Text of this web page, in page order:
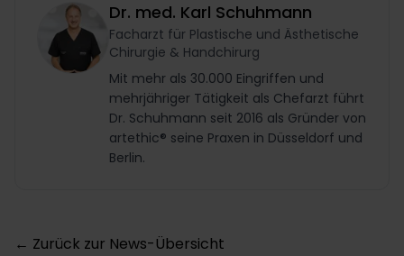
Dr. med. Karl Schuhmann
Facharzt für Plastische und Ästhetische
Chirurgie & Handchirurg
Mit mehr als 30.000 Eingriffen und
mehrjähriger Tätigkeit als Chefarzt führt
Dr. Schuhmann seit 2016 als Gründer von
artethic® seine Praxen in Düsseldorf und
Berlin.
← Zurück zur News-Übersicht